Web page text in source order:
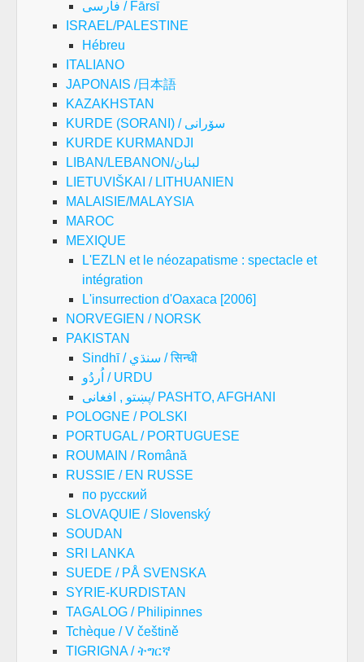
فارسی / Fārsī
ISRAEL/PALESTINE
Hébreu
ITALIANO
JAPONAIS /日本語
KAZAKHSTAN
KURDE (SORANI) / سۆرانی
KURDE KURMANDJI
LIBAN/LEBANON/لبنان
LIETUVIŠKAI / LITHUANIEN
MALAISIE/MALAYSIA
MAROC
MEXIQUE
L'EZLN et le néozapatisme : spectacle et
intégration
L'insurrection d'Oaxaca [2006]
NORVEGIEN / NORSK
PAKISTAN
Sindhī / سنڌي / सिन्धी
اُردُو / URDU
پښتو , افغانی/ PASHTO, AFGHANI
POLOGNE / POLSKI
PORTUGAL / PORTUGUESE
ROUMAIN / Română
RUSSIE / EN RUSSE
по русский
SLOVAQUIE / Slovenský
SOUDAN
SRI LANKA
SUEDE / PÅ SVENSKA
SYRIE-KURDISTAN
TAGALOG / Philipinnes
Tchèque / V češtině
TIGRIGNA / ትግርኛ